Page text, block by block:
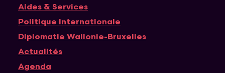
Navigation principale
Aides & Services
Politique Internationale
Diplomatie Wallonie-Bruxelles
Actualités
Agenda